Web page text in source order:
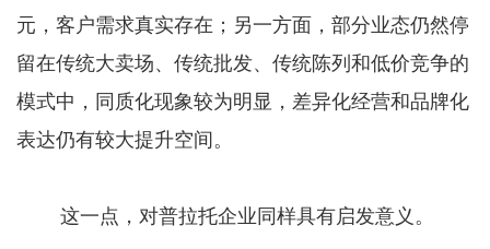
元，客户需求真实存在；另一方面，部分业态仍然停
留在传统大卖场、传统批发、传统陈列和低价竞争的
模式中，同质化现象较为明显，差异化经营和品牌化
表达仍有较大提升空间。
这一点，对普拉托企业同样具有启发意义。